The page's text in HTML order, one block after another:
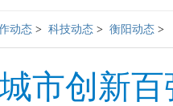
动态 > 科技动态 > 衡阳动态 >
市创新